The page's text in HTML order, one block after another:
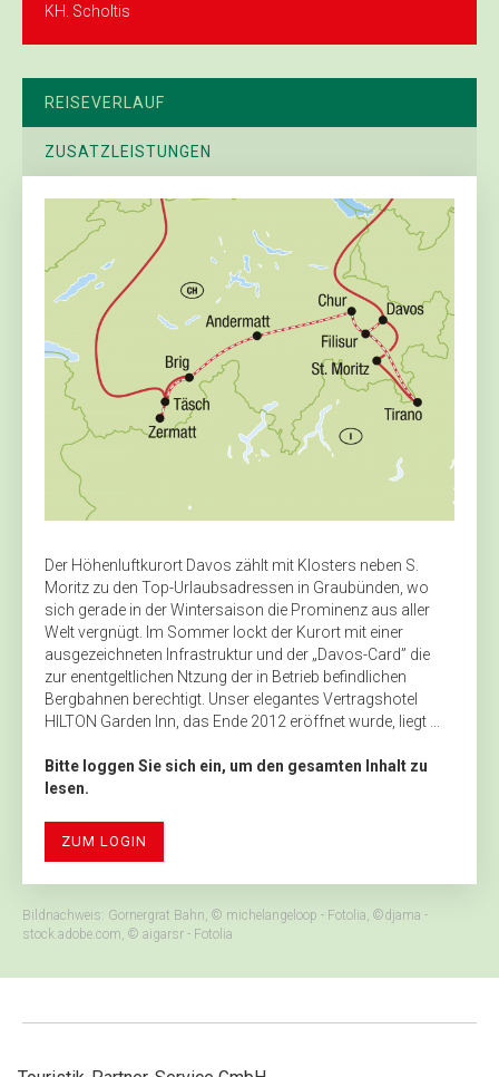
KH. Scholtis
REISEVERLAUF
ZUSATZLEISTUNGEN
Der Höhenluftkurort Davos zählt mit Klosters neben S.
Moritz zu den Top-Urlaubsadressen in Graubünden, wo
sich gerade in der Wintersaison die Prominenz aus aller
Welt vergnügt. Im Sommer lockt der Kurort mit einer
ausgezeichneten Infrastruktur und der „Davos-Card” die
zur enentgeltlichen Ntzung der in Betrieb befindlichen
Bergbahnen berechtigt. Unser elegantes Vertragshotel
HILTON Garden Inn, das Ende 2012 eröffnet wurde, liegt ...
Bitte loggen Sie sich ein, um den gesamten Inhalt zu
lesen.
ZUM LOGIN
Bildnachweis: Gornergrat Bahn, © michelangeloop - Fotolia, ©djama -
stock.adobe.com, © aigarsr - Fotolia